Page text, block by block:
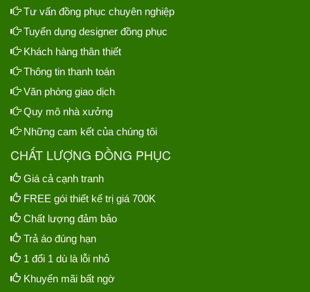
Tư vấn đồng phục chuyên nghiệp
Tuyển dụng designer đồng phục
Khách hàng thân thiết
Thông tin thanh toán
Văn phòng giao dịch
Quy mô nhà xưởng
Những cam kết của chúng tôi
CHẤT LƯỢNG ĐỒNG PHỤC
Giá cả cạnh tranh
FREE gói thiết kế trị giá 700K
Chất lượng đảm bảo
Trả áo đúng hạn
1 đổi 1 dù là lỗi nhỏ
Khuyến mãi bất ngờ